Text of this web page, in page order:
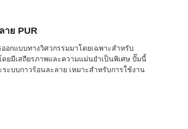
าย PUR
อกแบบทางวิศวกรรมมาโดยเฉพาะสำหรับ
ยมีเสถียรภาพและความแม่นยำเป็นพิเศษ ปั๊มนี้
บบกาวร้อนละลาย เหมาะสำหรับการใช้งาน